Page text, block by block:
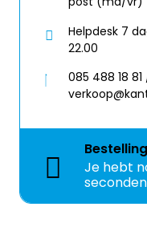
Helpdesk 7
22.00
085 488 18 81
Bestelling
Je hebt